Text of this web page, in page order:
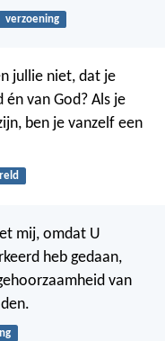
verzoening
jullie niet, dat je
van God? Als je
ben je vanzelf een
mij, omdat U
heb gedaan,
van